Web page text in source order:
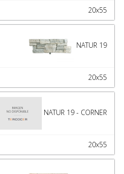
20x55
NATUR 19
20x55
NATUR 19 - CORNER
20x55